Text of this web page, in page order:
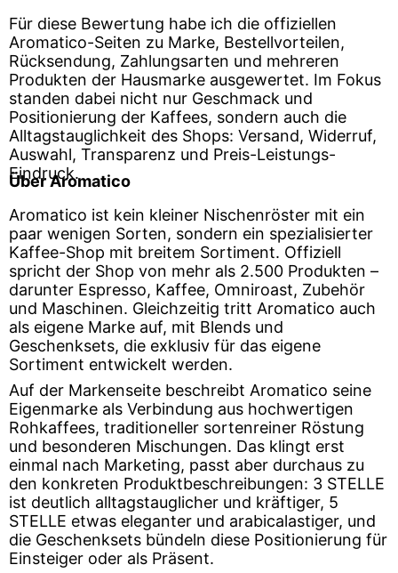
Für diese Bewertung habe ich die offiziellen
Aromatico-Seiten zu Marke, Bestellvorteilen,
Rücksendung, Zahlungsarten und mehreren
Produkten der Hausmarke ausgewertet. Im Fokus
standen dabei nicht nur Geschmack und
Positionierung der Kaffees, sondern auch die
Alltagstauglichkeit des Shops: Versand, Widerruf,
Auswahl, Transparenz und Preis-Leistungs-
Eindruck.
Über Aromatico
Aromatico ist kein kleiner Nischenröster mit ein
paar wenigen Sorten, sondern ein spezialisierter
Kaffee-Shop mit breitem Sortiment. Offiziell
spricht der Shop von mehr als 2.500 Produkten –
darunter Espresso, Kaffee, Omniroast, Zubehör
und Maschinen. Gleichzeitig tritt Aromatico auch
als eigene Marke auf, mit Blends und
Geschenksets, die exklusiv für das eigene
Sortiment entwickelt werden.
Auf der Markenseite beschreibt Aromatico seine
Eigenmarke als Verbindung aus hochwertigen
Rohkaffees, traditioneller sortenreiner Röstung
und besonderen Mischungen. Das klingt erst
einmal nach Marketing, passt aber durchaus zu
den konkreten Produktbeschreibungen: 3 STELLE
ist deutlich alltagstauglicher und kräftiger, 5
STELLE etwas eleganter und arabicalastiger, und
die Geschenksets bündeln diese Positionierung für
Einsteiger oder als Präsent.